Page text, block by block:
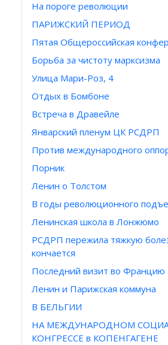
На пороге революции
ПАРИЖСКИЙ ПЕРИОД
Пятая Общероссийская
Борьба за чистоту марксизма
Улица Мари-Роз, 4
Отдых в Бомбоне
Встреча в Дравейле
Январский пленум ЦК РСДРП
Против международного
Порник
Ленин о Толстом
В годы революционного
Ленинская школа в Лонжюмо
РСДРП пережила тяжкую
кончается
Последний визит во Францию
Ленин и Парижская коммуна
В БЕЛЬГИИ
НА МЕЖДУНАРОДНОМ
КОНГРЕССЕ в КОПЕНГАГЕНЕ